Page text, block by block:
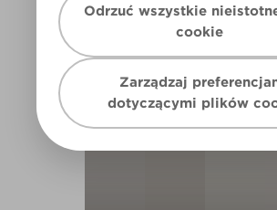
Odrzuć wszystkie
cookie
Zarządzaj
dotyczącymi plików
BEDROOM